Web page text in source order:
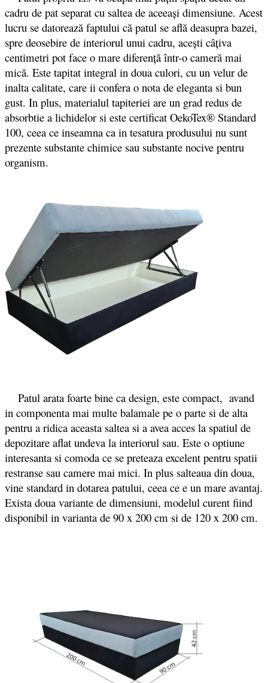
cadru de pat separat cu saltea de aceeași dimensiune. Acest
lucru se datorează faptului că patul se află deasupra bazei,
spre deosebire de interiorul unui cadru, acești câțiva
centimetri pot face o mare diferență într-o cameră mai
mică. Este tapitat integral in doua culori, cu un velur de
inalta calitate, care ii confera o nota de eleganta si bun
gust. In plus, materialul tapiteriei are un grad redus de
absorbtie a lichidelor si este certificat OekoTex® Standard
100, ceea ce inseamna ca in tesatura produsului nu sunt
prezente substante chimice sau substante nocive pentru
organism.
Patul arata foarte bine ca design, este compact, avand
in componenta mai multe balamale pe o parte si de alta
pentru a ridica aceasta saltea si a avea acces la spatiul de
depozitare aflat undeva la interiorul sau. Este o optiune
interesanta si comoda ce se preteaza excelent pentru spatii
restranse sau camere mai mici. In plus salteaua din doua,
vine standard in dotarea patului, ceea ce e un mare avantaj.
Exista doua variante de dimensiuni, modelul curent fiind
disponibil in varianta de 90 x 200 cm si de 120 x 200 cm.